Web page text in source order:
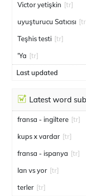
Victor yetişkin [tr]
uyuşturucu Satıcısı
Teşhis testi [tr]
'Ya [tr]
Last updated
Latest word
fransa - ingiltere [tr]
kups x vardar [tr]
fransa - ispanya [tr]
lan vs yor [tr]
terler [tr]